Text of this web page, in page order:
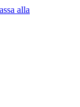
alla